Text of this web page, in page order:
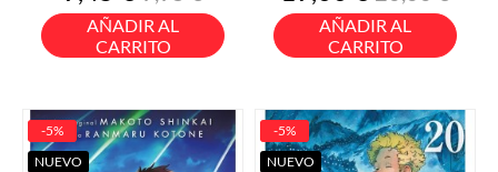
base
AÑADIR AL
CARRITO
base
AÑADIR AL
CARRITO
-5%
NUEVO
-5%
NUEVO